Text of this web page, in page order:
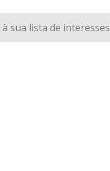
sua lista de interesses